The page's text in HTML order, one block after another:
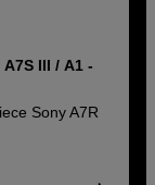
III / A1 -
Sony A7R